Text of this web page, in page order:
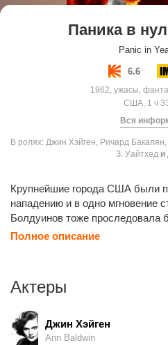
Паника в
Panic in
6.6
1962, ужасы,
США, 1 ч
Вся
В ролях: Джин Хэйген, Ричард
З. Уайтхед и
Крупнейшие города США были
нападению и в одно мгновение
Болдуинов тоже проследовала
то самое утро, за несколько
перенести все ужасы и тяготы
Полное описание
Актеры
Джин Хэйген
Ann Baldwin